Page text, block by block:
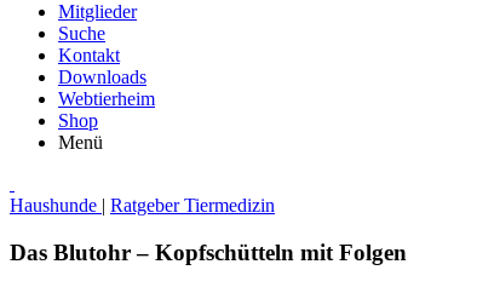
Mitglieder
Suche
Kontakt
Downloads
Webtierheim
Shop
Menü
Haushunde | Ratgeber Tiermedizin
Das Blutohr – Kopfschütteln mit Folgen